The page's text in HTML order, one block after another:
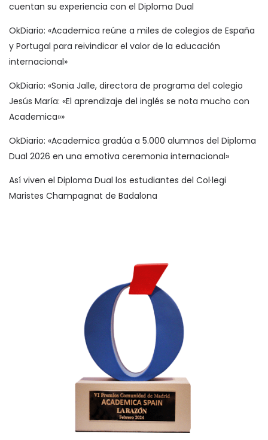
cuentan su experiencia con el Diploma Dual
OkDiario: «Academica reúne a miles de colegios de España
y Portugal para reivindicar el valor de la educación
internacional»
OkDiario: «Sonia Jalle, directora de programa del colegio
Jesús María: «El aprendizaje del inglés se nota mucho con
Academica»»
OkDiario: «Academica gradúa a 5.000 alumnos del Diploma
Dual 2026 en una emotiva ceremonia internacional»
Así viven el Diploma Dual los estudiantes del Col·legi
Maristes Champagnat de Badalona